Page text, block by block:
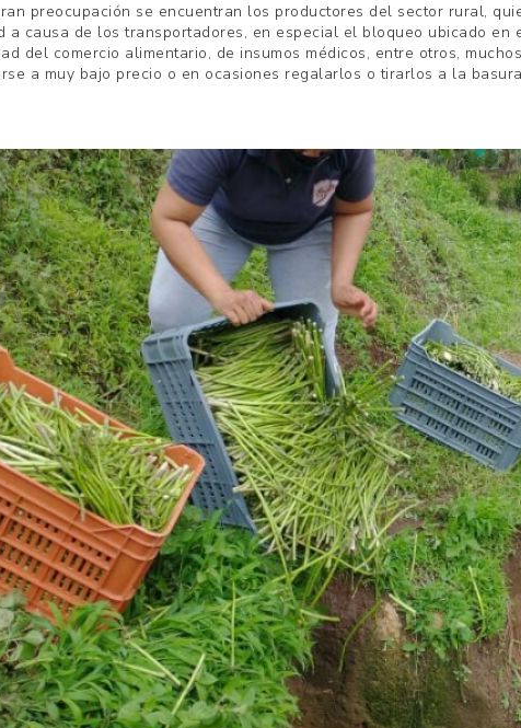
preocupación se encuentran los productores del sector rural,
a causa de los transportadores, en especial el bloqueo ubicado
del comercio alimentario, de insumos médicos, entre otros,
a muy bajo precio o en ocasiones regalarlos o tirarlos a la